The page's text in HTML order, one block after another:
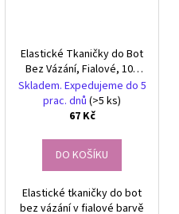
Elastické Tkaničky do Bot
Bez Vázání, Fialové, 100
cm s Kovovou Sponou -
2ks
Skladem. Expedujeme do 5
prac. dnů (>5 ks)
67 Kč
DO KOŠÍKU
Elastické tkaničky do bot
bez vázání v fialové barvě